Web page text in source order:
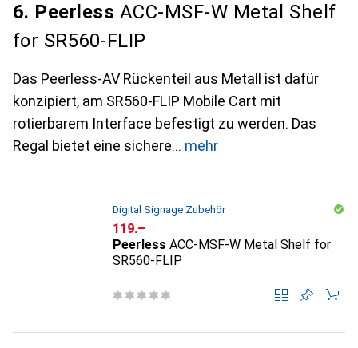
6. Peerless ACC-MSF-W Metal Shelf
for SR560-FLIP
Das Peerless-AV Rückenteil aus Metall ist dafür
konzipiert, am SR560-FLIP Mobile Cart mit
rotierbarem Interface befestigt zu werden. Das
Regal bietet eine sichere
mehr
Digital Signage Zubehör
CHF
119.–
Peerless ACC-MSF-W Metal Shelf for
SR560-FLIP